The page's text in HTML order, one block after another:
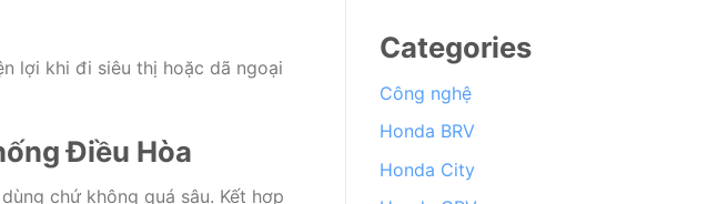
lợi khi đi siêu thị hoặc dã ngoại
Điều Hòa
chứ không quá sâu. Kết hợp
Categories
Công nghệ
Honda BRV
Honda City